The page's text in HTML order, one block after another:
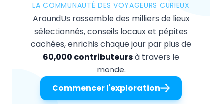
LA COMMUNAUTÉ DES VOYAGEURS CURIEUX
AroundUs rassemble des milliers de lieux
sélectionnés, conseils locaux et pépites
cachées, enrichis chaque jour par plus de
60,000 contributeursà travers le
monde.
Commencer l'exploration